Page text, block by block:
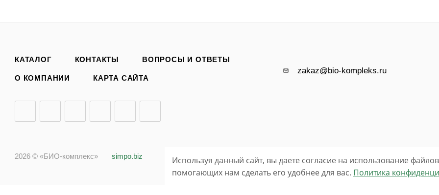
КАТАЛОГ КОНТАКТЫ ВОПРОСЫ И ОТВЕТЫ
О КОМПАНИИ КАРТА САЙТА
zakaz@bio-kompleks.ru
2026 © «БИО-комплекс» simpo.biz
Используя данный сайт, вы даете согласие на использование
помогающих нам сделать его удобнее для вас. Политика